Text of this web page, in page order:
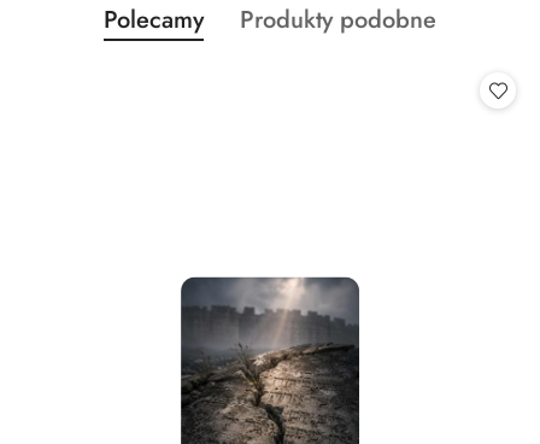
Pomiń karuzelę produktów
Produkty
o
Polecamy
Produkty
Produkty podobne